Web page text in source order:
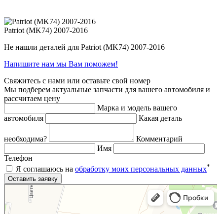
Patriot (MK74) 2007-2016
Не нашли деталей для Patriot (MK74) 2007-2016
Напишите нам мы Вам поможем!
Свяжитесь с нами или оставьте свой номер
Мы подберем актуальные запчасти для вашего автомобиля и
рассчитаем цену
Марка и модель вашего
автомобиля
Какая деталь
необходима?
Комментарий
Имя
Телефон
Я соглашаюсь на обработку моих персональных данных*
Яндекс.Карты
Яндекс.Карты — поиск мест и адресов, городской транспорт